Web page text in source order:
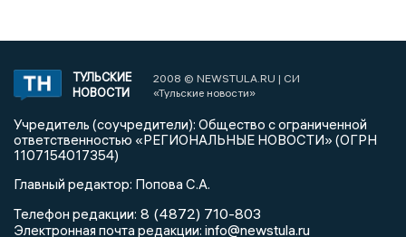
ТУЛЬСКИЕ
НОВОСТИ
2008 © NEWSTULA.RU | СИ
«Тульские новости»
Учредитель (соучредители): Общество с ограниченной
ответственностью «РЕГИОНАЛЬНЫЕ НОВОСТИ» (ОГРН
1107154017354)
Главный редактор: Попова С.А.
Телефон редакции: 8 (4872) 710-803
Электронная почта редакции: info@newstula.ru